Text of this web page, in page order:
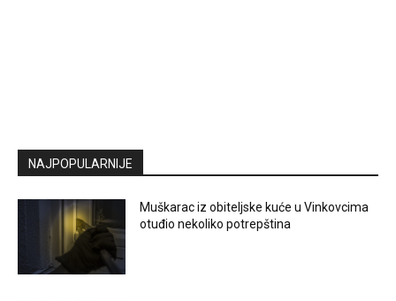
NAJPOPULARNIJE
Muškarac iz obiteljske kuće u Vinkovcima
otuđio nekoliko potrepština